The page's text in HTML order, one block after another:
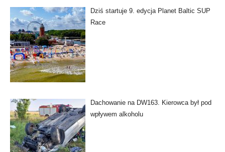
Dziś startuje 9. edycja Planet Baltic SUP
Race
Dachowanie na DW163. Kierowca był pod
wpływem alkoholu